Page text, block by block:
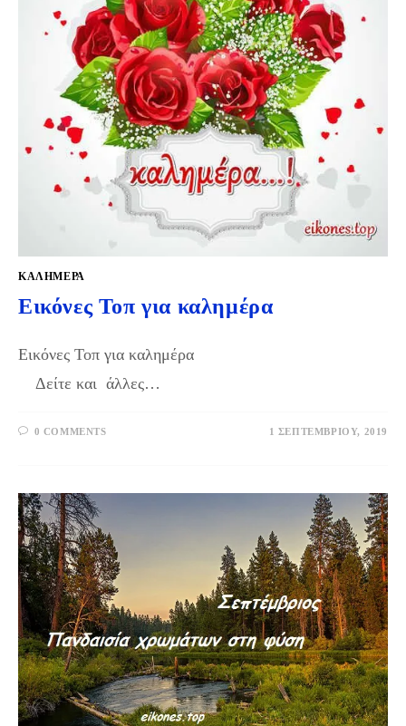
ΚΑΛΗΜΕΡΑ
Εικόνες Τοπ για καλημέρα
Εικόνες Τοπ για καλημέρα
Δείτε και άλλες…
0 COMMENTS 1 ΣΕΠΤΕΜΒΡΊΟΥ, 2019